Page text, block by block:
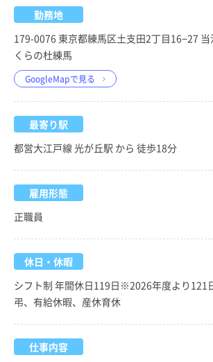
勤務地
179-0076 東京都練馬区土支田2丁目16−27 当
くらの杜練馬
GoogleMapで見る
最寄り駅
都営大江戸線 光が丘駅 から 徒歩18分
雇用形態
正職員
休日・休暇
シフト制 年間休日119日※2026年度より121
弔、有給休暇、産休育休
仕事内容